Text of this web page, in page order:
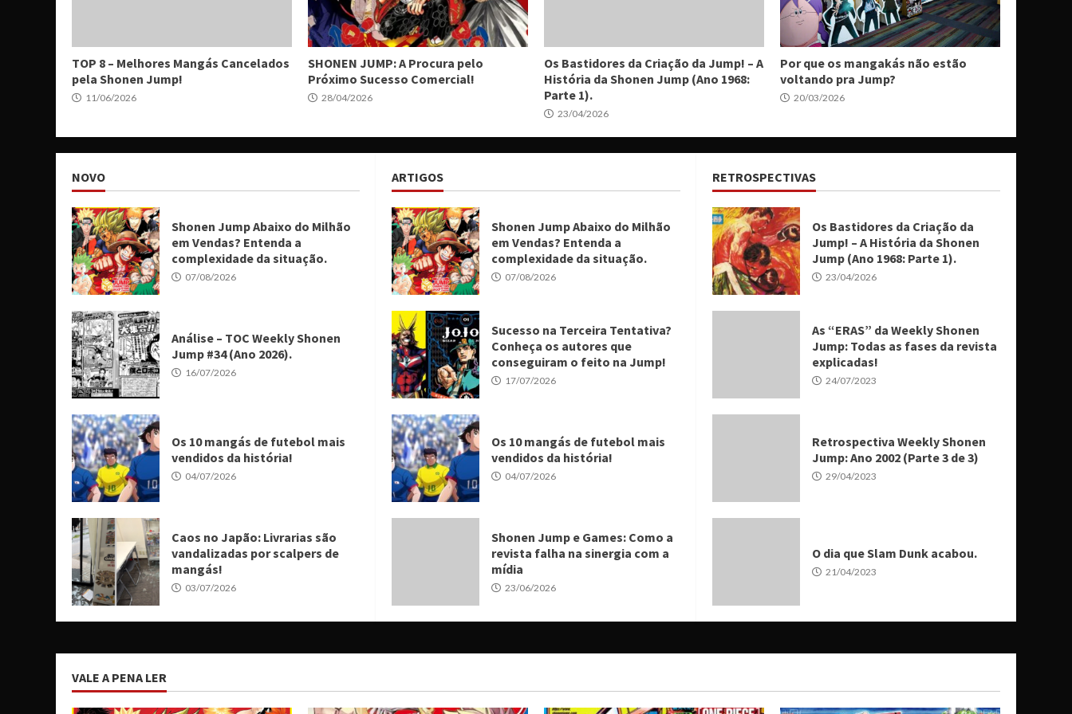
TOP 8 – Melhores Mangás Cancelados
pela Shonen Jump!
11/06/2026
SHONEN JUMP: A Procura pelo
Próximo Sucesso Comercial!
28/04/2026
Os Bastidores da Criação da Jump! – A
História da Shonen Jump (Ano 1968:
Parte 1).
23/04/2026
Por que os mangakás não estão
voltando pra Jump?
20/03/2026
NOVO
Shonen Jump Abaixo do Milhão
em Vendas? Entenda a
complexidade da situação.
07/08/2026
Análise – TOC Weekly Shonen
Jump #34 (Ano 2026).
16/07/2026
Os 10 mangás de futebol mais
vendidos da história!
04/07/2026
Caos no Japão: Livrarias são
vandalizadas por scalpers de
mangás!
03/07/2026
ARTIGOS
Shonen Jump Abaixo do Milhão
em Vendas? Entenda a
complexidade da situação.
07/08/2026
Sucesso na Terceira Tentativa?
Conheça os autores que
conseguiram o feito na Jump!
17/07/2026
Os 10 mangás de futebol mais
vendidos da história!
04/07/2026
Shonen Jump e Games: Como a
revista falha na sinergia com a
mídia
23/06/2026
RETROSPECTIVAS
Os Bastidores da Criação da
Jump! – A História da Shonen
Jump (Ano 1968: Parte 1).
23/04/2026
As “ERAS” da Weekly Shonen
Jump: Todas as fases da revista
explicadas!
24/07/2023
Retrospectiva Weekly Shonen
Jump: Ano 2002 (Parte 3 de 3)
29/04/2023
O dia que Slam Dunk acabou.
21/04/2023
VALE A PENA LER